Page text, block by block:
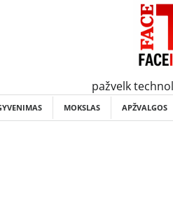
pažvelk
MOKSLAS APŽVALGOS